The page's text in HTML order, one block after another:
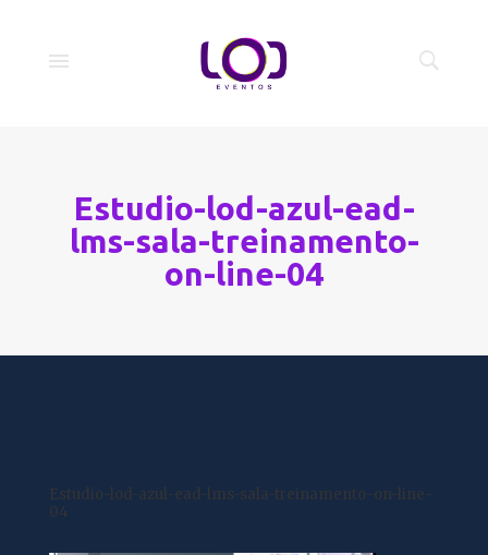
Estudio-lod-azul-ead-
lms-sala-treinamento-
on-line-04
Estudio-lod-azul-ead-lms-sala-treinamento-on-line-
04